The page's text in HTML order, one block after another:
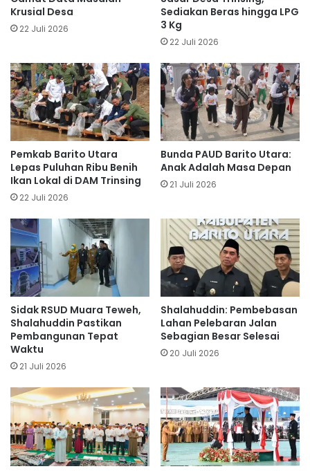
Krusial Desa
22 Juli 2026
Sediakan Beras hingga LPG
3 Kg
22 Juli 2026
Pemkab Barito Utara
Lepas Puluhan Ribu Benih
Ikan Lokal di DAM Trinsing
22 Juli 2026
Bunda PAUD Barito Utara:
Anak Adalah Masa Depan
21 Juli 2026
Sidak RSUD Muara Teweh,
Shalahuddin Pastikan
Pembangunan Tepat
Waktu
21 Juli 2026
Shalahuddin: Pembebasan
Lahan Pelebaran Jalan
Sebagian Besar Selesai
20 Juli 2026